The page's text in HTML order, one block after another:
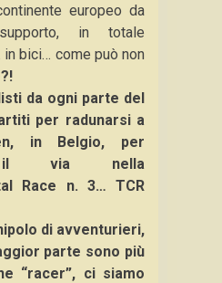
europeo da
in totale
bici… come può non
da ogni parte del
per radunarsi a
in Belgio, per
il via nella
Race n. 3… TCR
di avventurieri,
parte sono più
“racer”, ci siamo